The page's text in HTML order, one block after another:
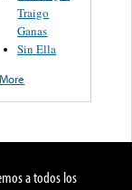
Traigo
Ganas
Sin Ella
More
a todos los